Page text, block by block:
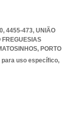
4455-473, UNIÃO
FREGUESIAS
, PORTO
uso específico,